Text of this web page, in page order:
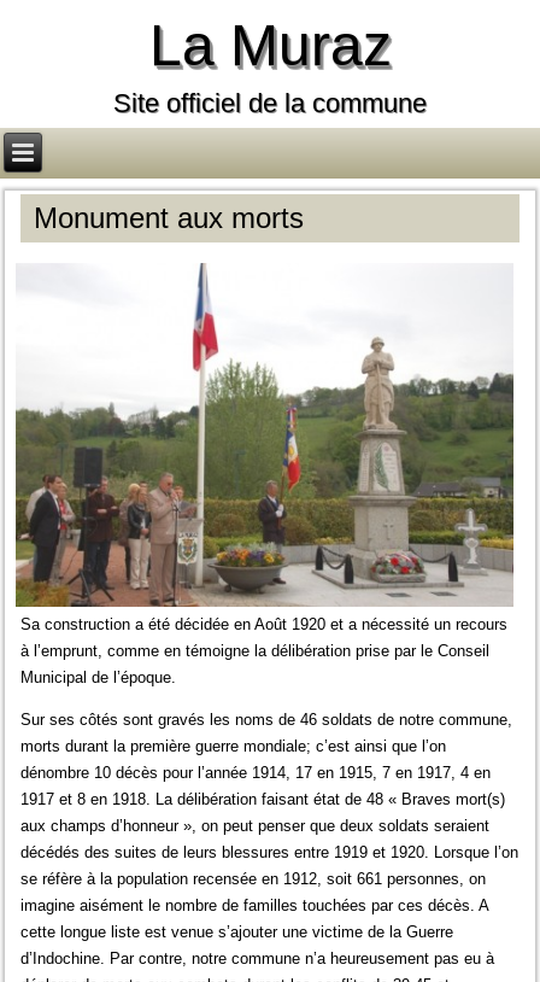
La Muraz
Site officiel de la commune
Monument aux morts
Sa construction a été décidée en Août 1920 et a nécessité un recours
à l’emprunt, comme en témoigne la délibération prise par le Conseil
Municipal de l’époque.
Sur ses côtés sont gravés les noms de 46 soldats de notre commune,
morts durant la première guerre mondiale; c’est ainsi que l’on
dénombre 10 décès pour l’année 1914, 17 en 1915, 7 en 1917, 4 en
1917 et 8 en 1918. La délibération faisant état de 48 « Braves mort(s)
aux champs d’honneur », on peut penser que deux soldats seraient
décédés des suites de leurs blessures entre 1919 et 1920. Lorsque l’on
se réfère à la population recensée en 1912, soit 661 personnes, on
imagine aisément le nombre de familles touchées par ces décès. A
cette longue liste est venue s’ajouter une victime de la Guerre
d’Indochine. Par contre, notre commune n’a heureusement pas eu à